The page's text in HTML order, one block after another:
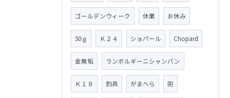
ゴールデンウィーク 休業 お休み
50ｇ Ｋ２４ ショパール Chopard
金無垢 ランボルギーニシャンパン
Ｋ１８ 釣具 がまへら 兜